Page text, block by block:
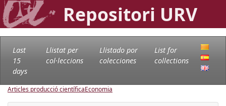
Repositori URV
Last
15
days
Llistat per
col·leccions
Llistado por
colecciones
List for
collections
Articles producció científicaEconomia